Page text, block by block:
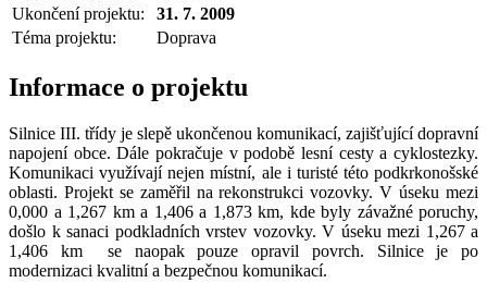
Ukončení projektu:
31. 7. 2009
Téma projektu:
Doprava
Informace o projektu
Silnice III. třídy je slepě ukončenou komunikací, zajišťující dopravní
napojení obce. Dále pokračuje v podobě lesní cesty a cyklostezky.
Komunikaci využívají nejen místní, ale i turisté této podkrkonošské
oblasti. Projekt se zaměřil na rekonstrukci vozovky. V úseku mezi
0,000 a 1,267 km a 1,406 a 1,873 km, kde byly závažné poruchy,
došlo k sanaci podkladních vrstev vozovky. V úseku mezi 1,267 a
1,406 km se naopak pouze opravil povrch. Silnice je po
modernizaci kvalitní a bezpečnou komunikací.